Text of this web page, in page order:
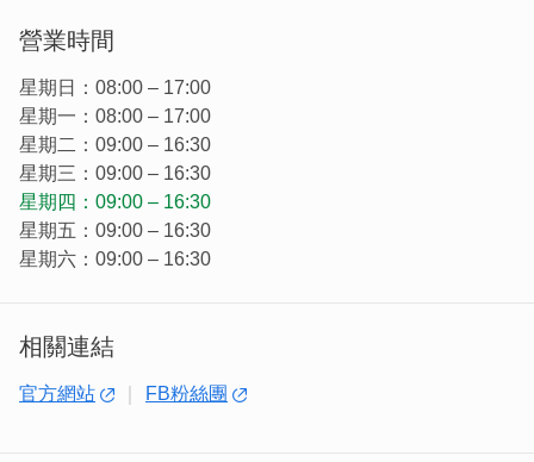
香的閩式建築之美。
營業時間
星期日：08:00 – 17:00
星期一：08:00 – 17:00
星期二：09:00 – 16:30
星期三：09:00 – 16:30
星期四：09:00 – 16:30
星期五：09:00 – 16:30
星期六：09:00 – 16:30
相關連結
官方網站 FB粉絲團